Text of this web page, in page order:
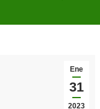
Ene
31
2023